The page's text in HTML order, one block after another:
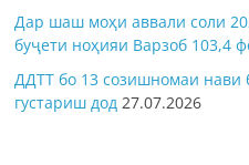
Дар шаш моҳи аввали соли
буҷети ноҳияи Варзоб 103,4
ДДТТ бо 13 созишномаи нави
густариш дод 27.07.2026